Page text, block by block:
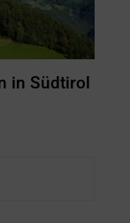
in Südtirol